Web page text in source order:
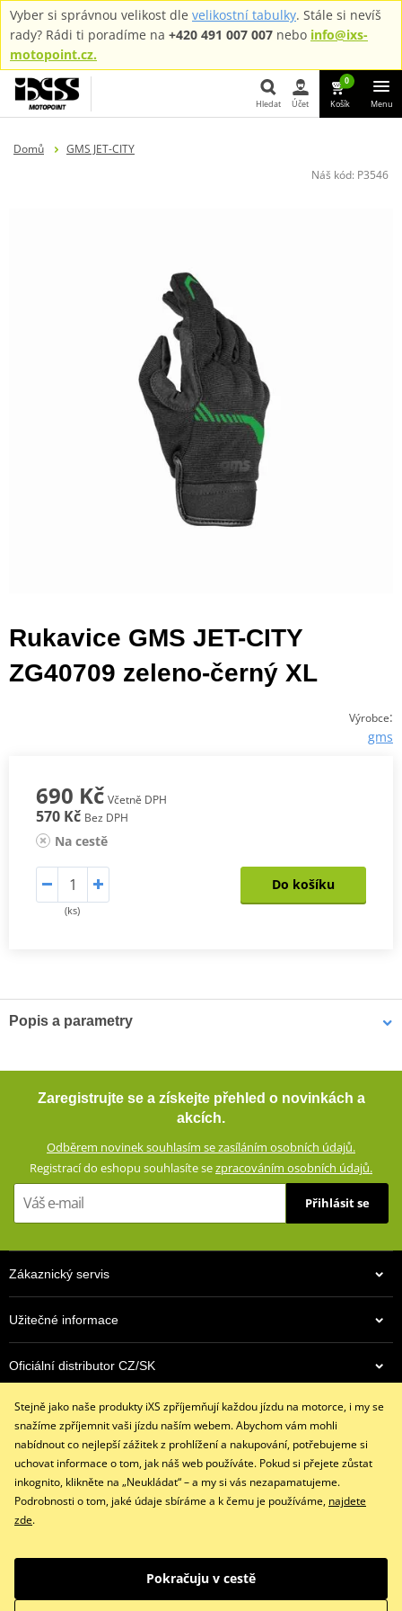
Vyber si správnou velikost dle velikostní tabulky. Stále si nevíš
rady? Rádi ti poradíme na +420 491 007 007 nebo info@ixs-
motopoint.cz.
Hledat Účet
0
Košík Menu
Domů
GMS JET-CITY
Náš kód: P3546
Rukavice GMS JET-CITY
ZG40709 zeleno-černý XL
Výrobce:
gms
690 Kč Včetně DPH
570 Kč Bez DPH
Na cestě
(ks)
Do košíku
Popis a parametry
Krátké textilní rukavice se strečového materiálu se skvěle
přizpůsobí pohybům ruky, takže neomezují jezdce. Jsou prodyšné.
Textilní rukavice ze směsového materiálu (60% polyuretan, 40%
polyester)
Všitý skořepinový chránič kloubů ruky
Zdvojený materiál na dlani
Všité pěnové chrániče
size chart GMS
GMS SIZES
Zaregistrujte se a získejte přehled o novinkách a
akcích.
Odběrem novinek souhlasím se zasíláním osobních údajů.
Registrací do eshopu souhlasíte sezpracováním osobních údajů.
Přihlásit se
Zákaznický servis
Užitečné informace
Oficiální distributor CZ/SK
Kontaktujte nás
info@ixs-motopoint.cz
Po - Pá (8:00 - 16:30)
Copyright © 2026 www.ixs-motopoint.cz
Stejně jako naše produkty iXS zpříjemňují každou jízdu na motorce, i my se
snažíme zpříjemnit vaši jízdu naším webem. Abychom vám mohli
nabídnout co nejlepší zážitek z prohlížení a nakupování, potřebujeme si
uchovat informace o tom, jak náš web používáte. Pokud si přejete zůstat
inkognito, klikněte na „Neukládat“ – a my si vás nezapamatujeme.
Podrobnosti o tom, jaké údaje sbíráme a k čemu je používáme, najdete
zde.
Pokračuju v cestě